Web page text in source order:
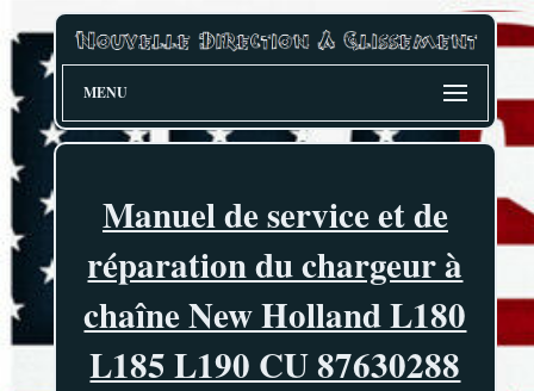
MENU
Manuel de service et de
réparation du chargeur à
chaîne New Holland L180
L185 L190 CU 87630288